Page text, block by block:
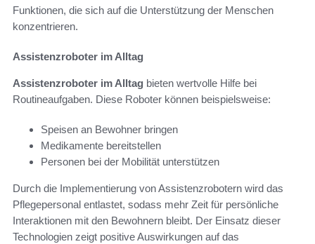
Funktionen, die sich auf die Unterstützung der Menschen
konzentrieren.
Assistenzroboter im Alltag
Assistenzroboter im Alltag bieten wertvolle Hilfe bei
Routineaufgaben. Diese Roboter können beispielsweise:
Speisen an Bewohner bringen
Medikamente bereitstellen
Personen bei der Mobilität unterstützen
Durch die Implementierung von Assistenzrobotern wird das
Pflegepersonal entlastet, sodass mehr Zeit für persönliche
Interaktionen mit den Bewohnern bleibt. Der Einsatz dieser
Technologien zeigt positive Auswirkungen auf das